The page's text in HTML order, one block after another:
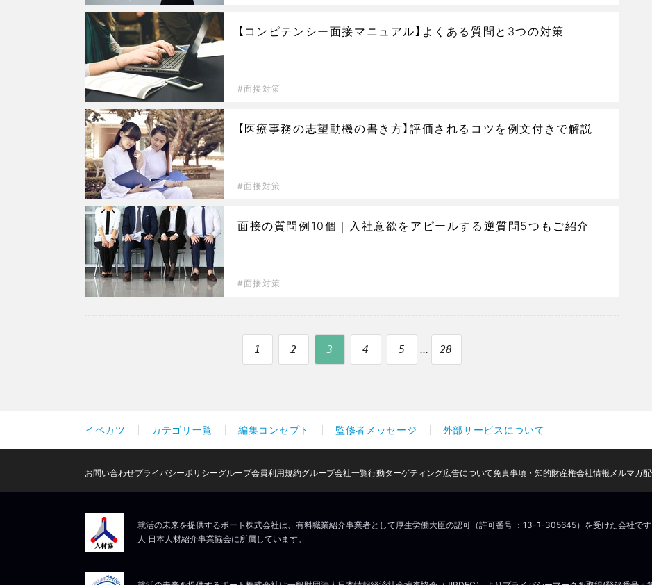
【コンピテンシー面接マニュアル】よくある質問と3つの対策
面接対策
【医療事務の志望動機の書き方】評価されるコツを例文付きで解説
面接対策
面接の質問例10個｜入社意欲をアピールする逆質問5つもご紹介
面接対策
1 2 3 4 5 ... 28
イベカツ カテゴリ一覧 編集コンセプト 監修者メッセージ 外部サービスについて
お問い合わせプライバシーポリシーグループ会員利用規約グループ会社一覧行動ターゲティング広告について免責事項・知的財産権会社情報 メルマガ